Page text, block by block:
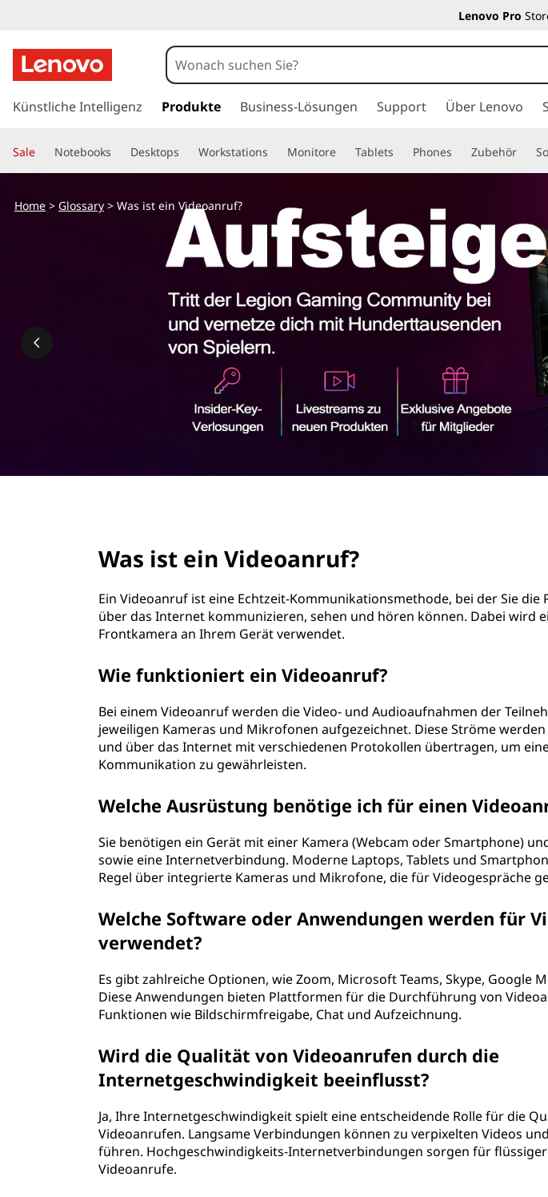
a
Lenovo Pro
u
a
u
t
Künstliche Intelligenz Produkte Business-Lösungen Support Über Lenovo
Sale Notebooks Desktops Workstations Monitore Tablets Phones Zubehör
Home > Glossary > Was ist ein Videoanruf?
Was ist ein Videoanruf?
Ein Videoanruf ist eine Echtzeit-Kommunikationsmethode, bei der Sie die
über das Internet kommunizieren, sehen und hören können. Dabei wird
Frontkamera an Ihrem Gerät verwendet.
Wie funktioniert ein Videoanruf?
Bei einem Videoanruf werden die Video- und Audioaufnahmen der
jeweiligen Kameras und Mikrofonen aufgezeichnet. Diese Ströme
und über das Internet mit verschiedenen Protokollen übertragen, um
Kommunikation zu gewährleisten.
Welche Ausrüstung benötige ich für einen
Sie benötigen ein Gerät mit einer Kamera (Webcam oder Smartphone)
sowie eine Internetverbindung. Moderne Laptops, Tablets und
Regel über integrierte Kameras und Mikrofone, die für Videogespräche
Welche Software oder Anwendungen werden für
verwendet?
Es gibt zahlreiche Optionen, wie Zoom, Microsoft Teams, Skype, Google
Diese Anwendungen bieten Plattformen für die Durchführung von
Funktionen wie Bildschirmfreigabe, Chat und Aufzeichnung.
Wird die Qualität von Videoanrufen durch die
Internetgeschwindigkeit beeinflusst?
Ja, Ihre Internetgeschwindigkeit spielt eine entscheidende Rolle für die
Videoanrufen. Langsame Verbindungen können zu verpixelten Videos
führen. Hochgeschwindigkeits-Internetverbindungen sorgen für
Videoanrufe.